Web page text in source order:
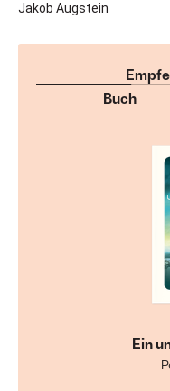
Jakob Augstein
Buch
Ein